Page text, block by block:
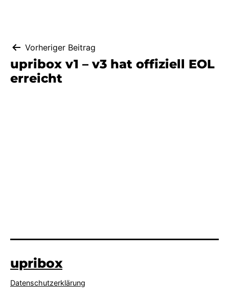
Beitragsnavigation
Vorheriger Beitrag
upribox v1 – v3 hat offiziell EOL
erreicht
upribox
Datenschutzerklärung